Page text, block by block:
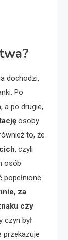
dochodzi,
Po
, a po drugie,
osoby
to, że
, czyli
osób
popełnione
za
czy
czyn był
przekazuje